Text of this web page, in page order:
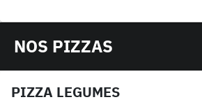
NOS PIZZAS
PIZZA LEGUMES